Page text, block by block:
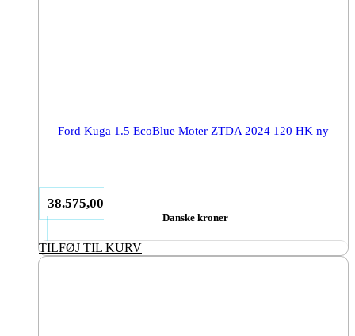
Ford Kuga 1.5 EcoBlue Moter ZTDA 2024 120 HK ny
38.575,00
Danske kroner
TILFØJ TIL KURV